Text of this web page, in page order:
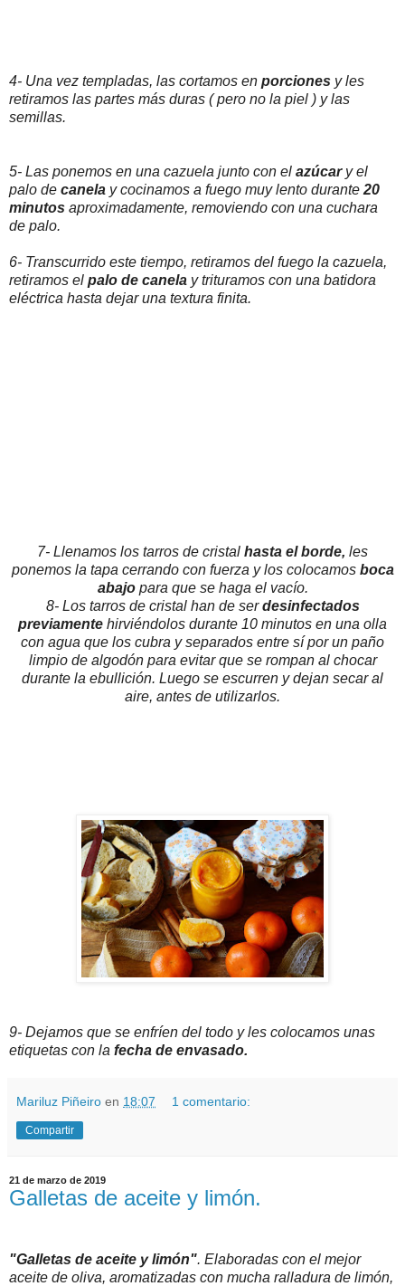
4- Una vez templadas, las cortamos en porciones y les
retiramos las partes más duras ( pero no la piel ) y las
semillas.
5- Las ponemos en una cazuela junto con el azúcary el
palo de canela y cocinamos a fuego muy lento durante 20
minutos aproximadamente, removiendo con una cuchara
de palo.
6- Transcurrido este tiempo, retiramos del fuego la cazuela,
retiramos el palo de canela y trituramos con una batidora
eléctrica hasta dejar una textura finita.
7- Llenamos los tarros de cristal hasta el borde, les
ponemos la tapa cerrando con fuerza y los colocamos boca
abajopara que se haga el vacío.
8- Los tarros de cristal han de serdesinfectados
previamente hirviéndolos durante 10 minutos en una olla
con agua que los cubra y separados entre sí por un paño
limpio de algodón para evitar que se rompan al chocar
durante la ebullición. Luego se escurren y dejan secar al
aire, antes de utilizarlos.
9- Dejamos que se enfríen del todo y les colocamos unas
etiquetas con la fecha de envasado.
Mariluz Piñeiro en 18:07 1 comentario:
Compartir
21 de marzo de 2019
Galletas de aceite y limón.
"Galletas de aceite y limón". Elaboradas con el mejor
aceite de oliva, aromatizadas con mucha ralladura de limón,